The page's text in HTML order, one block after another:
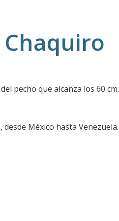
pecho que alcanza los 60 cm.
México hasta Venezuela.